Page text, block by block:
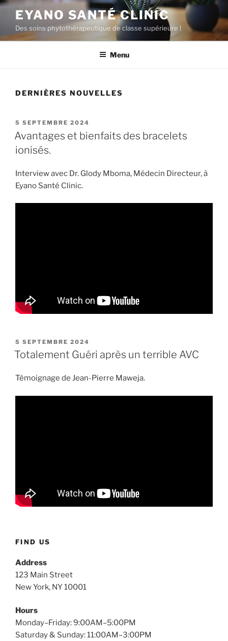
Aller
contenu
principal
EYANO SANTÉ CLINIC
Des soins phytothérapeutique de classe supérieure !
Menu
DERNIÈRES NOUVELLES
PUBLIÉ
LE
5 SEPTEMBRE 2024
Avantages et bienfaits des bracelets
ionisés.
Interview avec Dr. Glody Mboma, Médecin Directeur, à
Eyano Santé Clinic.
PUBLIÉ
LE
5 SEPTEMBRE 2024
Totalement Guéri après un terrible AVC
Témoignage de Jean-Pierre Maweja.
FIND US
Address
123 Main Street
New York, NY 10001
Hours
Monday–Friday: 9:00AM–5:00PM
Saturday & Sunday: 11:00AM–3:00PM